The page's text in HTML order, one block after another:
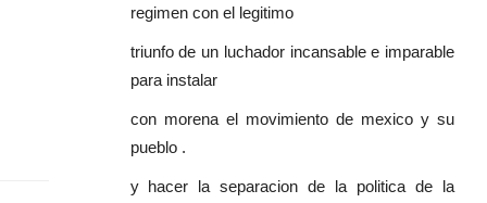
regimen con el legitimo
triunfo de un luchador incansable e imparable
para instalar
con morena el movimiento de mexico y su
pueblo .
y hacer la separacion de la politica de la